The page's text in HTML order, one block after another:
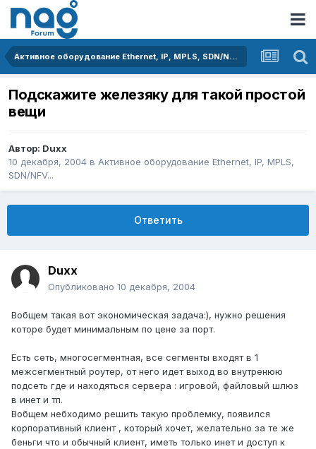
Активное оборудование Ethernet, IP, MPLS, SDN/NFV...
Подскажите железяку для такой простой
вещи
Автор: Duxx
10 декабря, 2004 в Активное оборудование Ethernet, IP, MPLS,
SDN/NFV...
Ответить
Duxx
Опубликовано 10 декабря, 2004
Вобщем такая вот экономическая задача:), нужно решения
которе будет минимальным по цене за порт.
Есть сеть, многосегментная, все сегменты входят в 1
межсегментный роутер, от него идет выход во внутренюю
подсеть где и находяться сервера : игровой, файловый шлюз
в инет и тп.
Вобщем небходимо решить такую проблемку, появился
корпоративный клиент , который хочет, желательно за те же
беньги что и обычный клиент, иметь только инет и доступ к